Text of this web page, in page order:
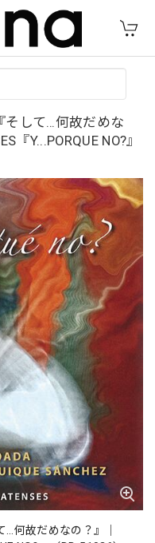
そして…何故だめな
『Y...PORQUE NO?』
何故だめなの？』｜